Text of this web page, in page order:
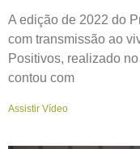
A edição de 2022 do
com transmissão ao
Positivos, realizado
contou com
Assistir Vídeo